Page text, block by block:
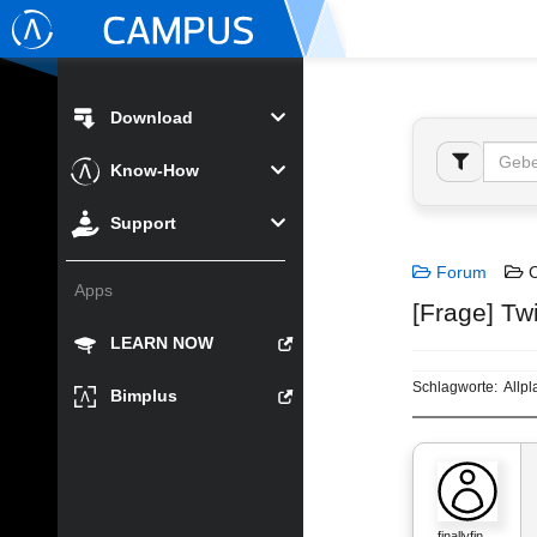
Download
Know-How
Support
Apps
LEARN NOW
Bimplus
Forum
[Frage]
Schlagworte: